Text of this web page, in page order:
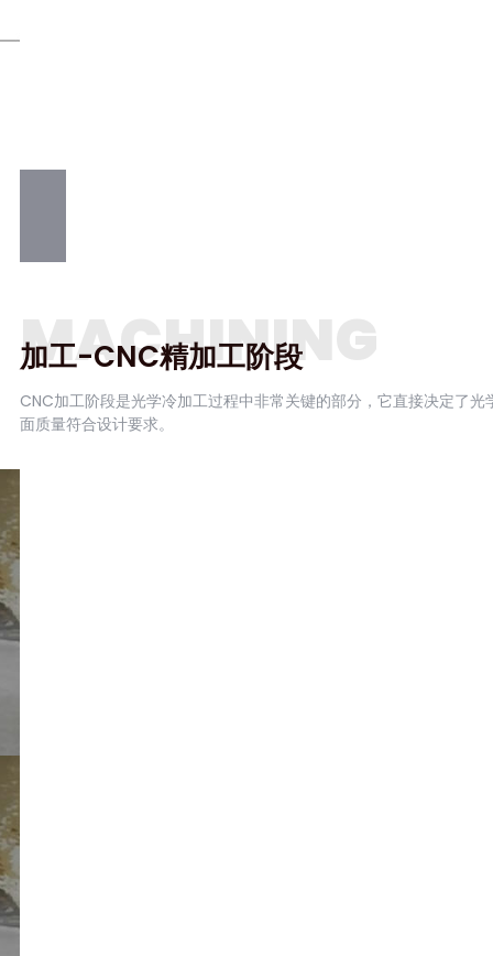
MACHINING
加工-CNC精加工阶段
CNC加工阶段是光学冷加工过程中非常关键的部分，它直接决定了
面质量符合设计要求。